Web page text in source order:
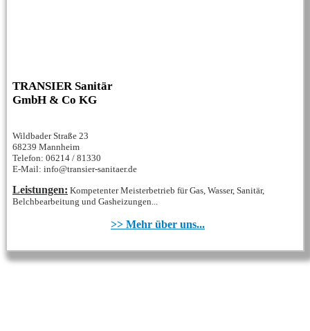
TRANSIER Sanitär
GmbH & Co KG
Wildbader Straße 23
68239 Mannheim
Telefon: 06214 / 81330
E-Mail: info@transier-sanitaer.de
Leistungen: Kompetenter Meisterbetrieb für Gas, Wasser, Sanitär,
Belchbearbeitung und Gasheizungen...
>> Mehr über uns...